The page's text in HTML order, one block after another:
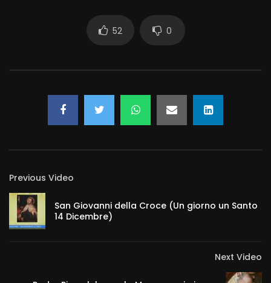
52 0
Previous Video
San Giovanni della Croce (Un giorno un Santo
14 Dicembre)
Next Video